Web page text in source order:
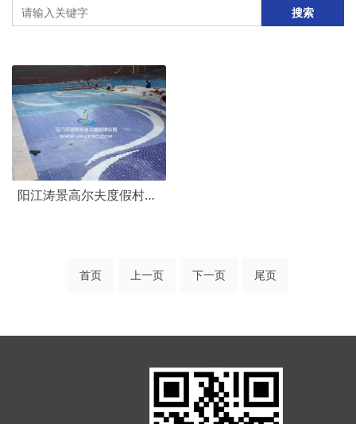
搜索
阳江涛景高尔夫度假村会所游泳池
首页 上一页 下一页 尾页